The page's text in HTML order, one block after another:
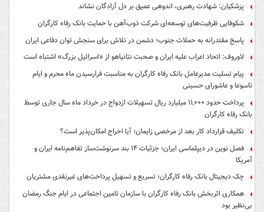
پزشکیان: شهادت رهبری، اندوهی عمیق بر دل آزادگان نشاند
شکوفایی ظرفیت‌های توسعه‌ای شرکت ذوب‌آهن با حمایت‌ بانک رفاه کارگران
پاسخ مقتدرانه به حملات جنوب؛ دشمن در تلاش برای سنجش توان دفاعی ایران
لاوروف: اتحاد اعراب علیه ایران و صحبت نتانیاهو از «اسرائیل بزرگ» اشتباه است
پیام تسلیت مدیرعامل بانک رفاه کارگران به مناسبت فرارسیدن ماه محرم و ایام
تاسوعا و عاشورای حسینی
پرداخت حدود ۱۱,۰۰۰ میلیارد ریال تسهیلات ازدواج در خرداد ماه سال جاری توسط
بانک رفاه کارگران
تکلیف قرارداد کار بعد از مرخصی زایمان؛ آیا اخراج امکان‌پذیر است؟
فصل نوین در دیپلماسی ایران؛ جزئیات ۱۴ بند سرنوشت‌ساز تفاهم‌نامه ایران و
آمریکا
چک دیجیتال بانک رفاه کارگران؛ تسریع و تسهیل پرداخت‌های غیرنقدی مشتریان
همکاری اثربخش بانک رفاه کارگران با سازمان تامین اجتماعی در ایام جنگ رمضان
بی‌نظیر بود